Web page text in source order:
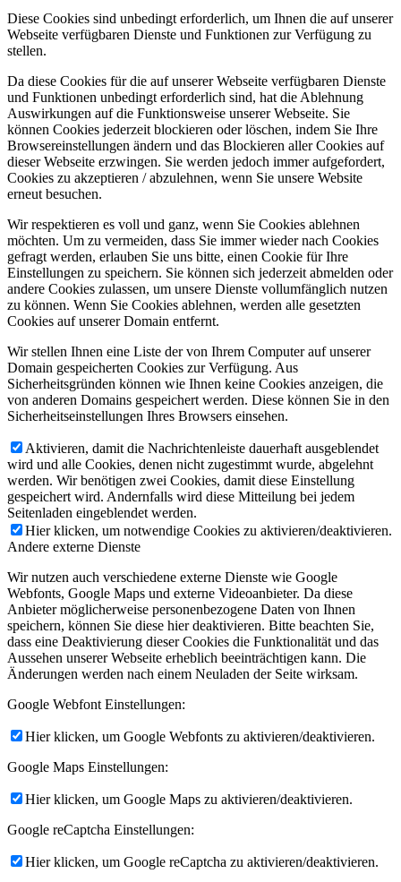
Diese Cookies sind unbedingt erforderlich, um Ihnen die auf unserer
Webseite verfügbaren Dienste und Funktionen zur Verfügung zu
stellen.
Da diese Cookies für die auf unserer Webseite verfügbaren Dienste
und Funktionen unbedingt erforderlich sind, hat die Ablehnung
Auswirkungen auf die Funktionsweise unserer Webseite. Sie
können Cookies jederzeit blockieren oder löschen, indem Sie Ihre
Browsereinstellungen ändern und das Blockieren aller Cookies auf
dieser Webseite erzwingen. Sie werden jedoch immer aufgefordert,
Cookies zu akzeptieren / abzulehnen, wenn Sie unsere Website
erneut besuchen.
Wir respektieren es voll und ganz, wenn Sie Cookies ablehnen
möchten. Um zu vermeiden, dass Sie immer wieder nach Cookies
gefragt werden, erlauben Sie uns bitte, einen Cookie für Ihre
Einstellungen zu speichern. Sie können sich jederzeit abmelden oder
andere Cookies zulassen, um unsere Dienste vollumfänglich nutzen
zu können. Wenn Sie Cookies ablehnen, werden alle gesetzten
Cookies auf unserer Domain entfernt.
Wir stellen Ihnen eine Liste der von Ihrem Computer auf unserer
Domain gespeicherten Cookies zur Verfügung. Aus
Sicherheitsgründen können wie Ihnen keine Cookies anzeigen, die
von anderen Domains gespeichert werden. Diese können Sie in den
Sicherheitseinstellungen Ihres Browsers einsehen.
Aktivieren, damit die Nachrichtenleiste dauerhaft ausgeblendet
wird und alle Cookies, denen nicht zugestimmt wurde, abgelehnt
werden. Wir benötigen zwei Cookies, damit diese Einstellung
gespeichert wird. Andernfalls wird diese Mitteilung bei jedem
Seitenladen eingeblendet werden.
Hier klicken, um notwendige Cookies zu aktivieren/deaktivieren.
Andere externe Dienste
Wir nutzen auch verschiedene externe Dienste wie Google
Webfonts, Google Maps und externe Videoanbieter. Da diese
Anbieter möglicherweise personenbezogene Daten von Ihnen
speichern, können Sie diese hier deaktivieren. Bitte beachten Sie,
dass eine Deaktivierung dieser Cookies die Funktionalität und das
Aussehen unserer Webseite erheblich beeinträchtigen kann. Die
Änderungen werden nach einem Neuladen der Seite wirksam.
Google Webfont Einstellungen:
Hier klicken, um Google Webfonts zu aktivieren/deaktivieren.
Google Maps Einstellungen:
Hier klicken, um Google Maps zu aktivieren/deaktivieren.
Google reCaptcha Einstellungen:
Hier klicken, um Google reCaptcha zu aktivieren/deaktivieren.